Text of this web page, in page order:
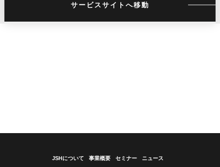
サービスサイトへ移動
JSHについて 事業概要 セミナー ニュース